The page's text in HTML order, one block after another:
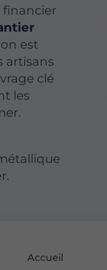
financier
est
artisans
clé
les
Accueil